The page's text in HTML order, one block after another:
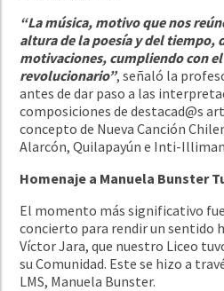
“La música, motivo que nos
altura de la poesía y del tiempo,
motivaciones, cumpliendo con
revolucionario”, señaló la
antes de dar paso a las
composiciones de destacad@s
concepto de Nueva Canción
Alarcón, Quilapayún e Inti-
Homenaje a Manuela Bunster
El momento más significativo
concierto para rendir un sentido
Víctor Jara, que nuestro Liceo
su Comunidad. Este se hizo a
LMS, Manuela Bunster.